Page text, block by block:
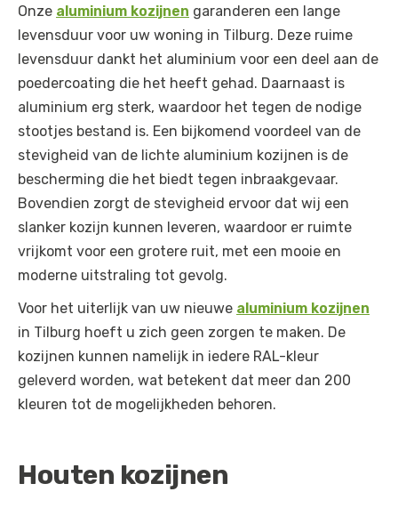
Onze aluminium kozijnen garanderen een lange
levensduur voor uw woning in Tilburg. Deze ruime
levensduur dankt het aluminium voor een deel aan de
poedercoating die het heeft gehad. Daarnaast is
aluminium erg sterk, waardoor het tegen de nodige
stootjes bestand is. Een bijkomend voordeel van de
stevigheid van de lichte aluminium kozijnen is de
bescherming die het biedt tegen inbraakgevaar.
Bovendien zorgt de stevigheid ervoor dat wij een
slanker kozijn kunnen leveren, waardoor er ruimte
vrijkomt voor een grotere ruit, met een mooie en
moderne uitstraling tot gevolg.
Voor het uiterlijk van uw nieuwe aluminium kozijnen
in Tilburg hoeft u zich geen zorgen te maken. De
kozijnen kunnen namelijk in iedere RAL-kleur
geleverd worden, wat betekent dat meer dan 200
kleuren tot de mogelijkheden behoren.
Houten kozijnen